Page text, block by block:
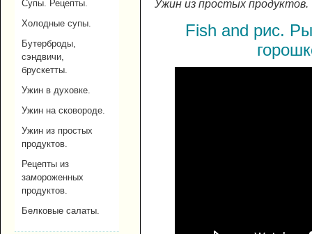
Супы. Рецепты.
Холодные супы.
Бутерброды,
сэндвичи,
брускетты.
Ужин в духовке.
Ужин на сковороде.
Ужин из простых
продуктов.
Рецепты из
замороженных
продуктов.
Белковые салаты.
Ужин из простых продуктов.
Fish and рис.